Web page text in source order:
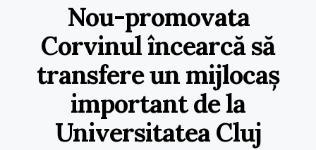
Nou-promovata
Corvinul încearcă să
transfere un mijlocaș
important de la
Universitatea Cluj